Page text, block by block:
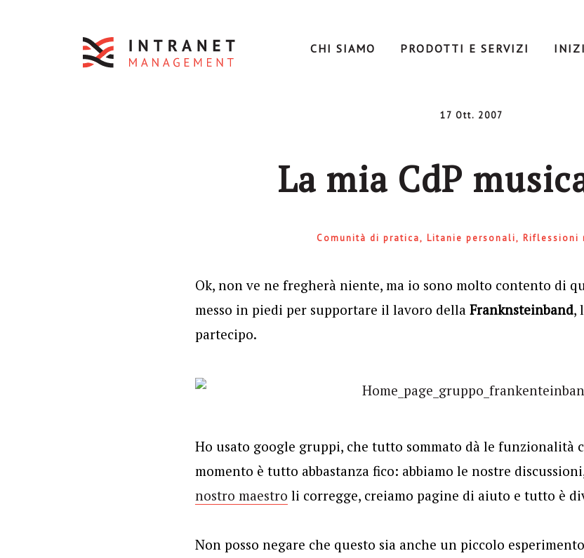
CHI SIAMO PRODOTTI E SERVIZI
17 Ott. 2007
La mia CdP
Comunità di pratica Litanie personali Riflessioni
Ok, non ve ne fregherà niente, ma io sono molto contento di
messo in piedi per supportare il lavoro della Franknsteinband,
partecipo.
Ho usato google gruppi, che tutto sommato dà le funzionalità
momento è tutto abbastanza fico: abbiamo le nostre
nostro maestro li corregge, creiamo pagine di aiuto e tutto è
Non posso negare che questo sia anche un piccolo